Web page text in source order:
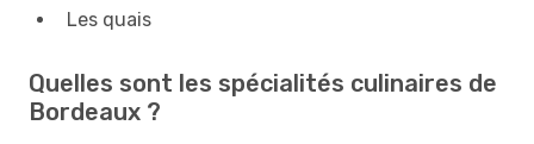
Les quais
Quelles sont les spécialités culinaires de
Bordeaux ?